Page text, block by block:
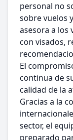
personal no
sobre vuelos
asesora a los
con visados,
El
continua de
calidad de la
Gracias a la
sector, el
preparado